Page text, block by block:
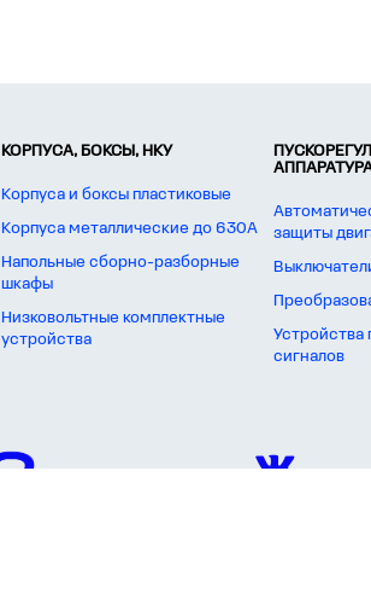
КОРПУСА, БОКСЫ, НКУ
Корпуса и боксы пластиковые
Корпуса металлические до 630А
Напольные сборно-разборные
шкафы
Низковольтные комплектные
устройства
защиты
Устройства
сигналов